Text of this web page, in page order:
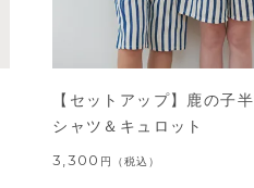
【セットアップ】鹿の子
シャツ＆キュロット
3,300 円 （税込）